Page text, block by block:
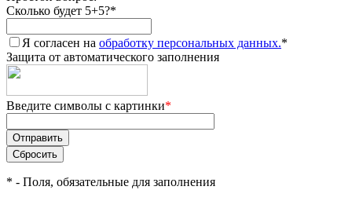
Сколько будет 5+5?*
Я согласен на обработку персональных данных.*
Защита от автоматического заполнения
Введите символы с картинки*
* - Поля, обязательные для заполнения